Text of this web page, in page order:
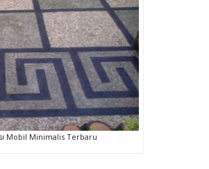
Mobil Minimalis Terbaru